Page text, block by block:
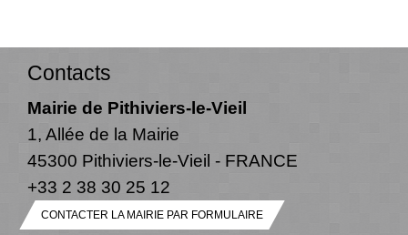
Contacts
Mairie de Pithiviers-le-Vieil
1, Allée de la Mairie
45300 Pithiviers-le-Vieil - FRANCE
+33 2 38 30 25 12
CONTACTER LA MAIRIE PAR FORMULAIRE